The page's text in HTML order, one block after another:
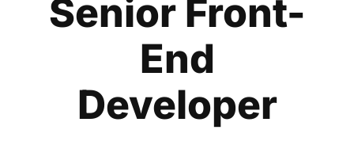
Senior Front-
End
Developer